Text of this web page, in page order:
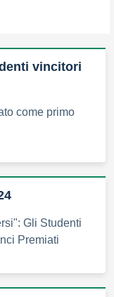
vincitori
come primo
Gli Studenti
Premiati